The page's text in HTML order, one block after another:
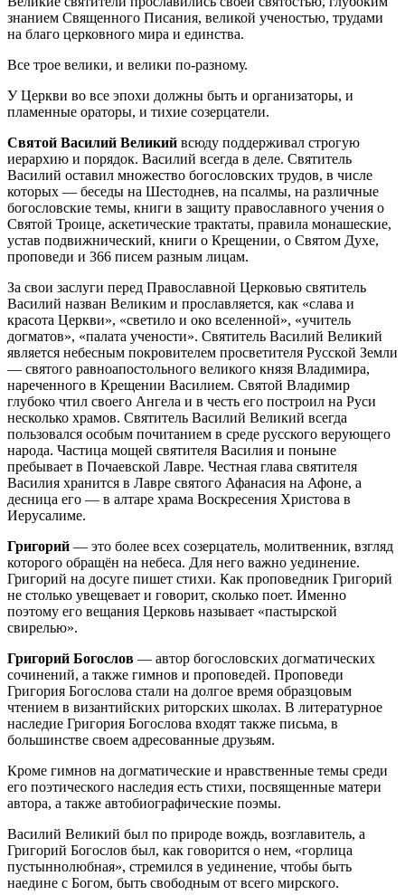
знанием Священного Писания, великой ученостью, трудами
на благо церковного мира и единства.
Все трое велики, и велики по-разному.
У Церкви во все эпохи должны быть и организаторы, и
пламенные ораторы, и тихие созерцатели.
Святой Василий Великий всюду поддерживал строгую
иерархию и порядок. Василий всегда в деле. Святитель
Василий оставил множество богословских трудов, в числе
которых — беседы на Шестоднев, на псалмы, на различные
богословские темы, книги в защиту православного учения о
Святой Троице, аскетические трактаты, правила монашеские,
устав подвижнический, книги о Крещении, о Святом Духе,
проповеди и 366 писем разным лицам.
За свои заслуги перед Православной Церковью святитель
Василий назван Великим и прославляется, как «слава и
красота Церкви», «светило и око вселенной», «учитель
догматов», «палата учености». Святитель Василий Великий
является небесным покровителем просветителя Русской Земли
— святого равноапостольного великого князя Владимира,
нареченного в Крещении Василием. Святой Владимир
глубоко чтил своего Ангела и в честь его построил на Руси
несколько храмов. Святитель Василий Великий всегда
пользовался особым почитанием в среде русского верующего
народа. Частица мощей святителя Василия и поныне
пребывает в Почаевской Лавре. Честная глава святителя
Василия хранится в Лавре святого Афанасия на Афоне, а
десница его — в алтаре храма Воскресения Христова в
Иерусалиме.
Григорий — это более всех созерцатель, молитвенник, взгляд
которого обращён на небеса. Для него важно уединение.
Григорий на досуге пишет стихи. Как проповедник Григорий
не столько увещевает и говорит, сколько поет. Именно
поэтому его вещания Церковь называет «пастырской
свирелью».
Григорий Богослов — автор богословских догматических
сочинений, а также гимнов и проповедей. Проповеди
Григория Богослова стали на долгое время образцовым
чтением в византийских риторских школах. В литературное
наследие Григория Богослова входят также письма, в
большинстве своем адресованные друзьям.
Кроме гимнов на догматические и нравственные темы среди
его поэтического наследия есть стихи, посвященные матери
автора, а также автобиографические поэмы.
Василий Великий был по природе вождь, возглавитель, а
Григорий Богослов был, как говорится о нем, «горлица
пустыннолюбная», стремился в уединение, чтобы быть
наедине с Богом, быть свободным от всего мирского.